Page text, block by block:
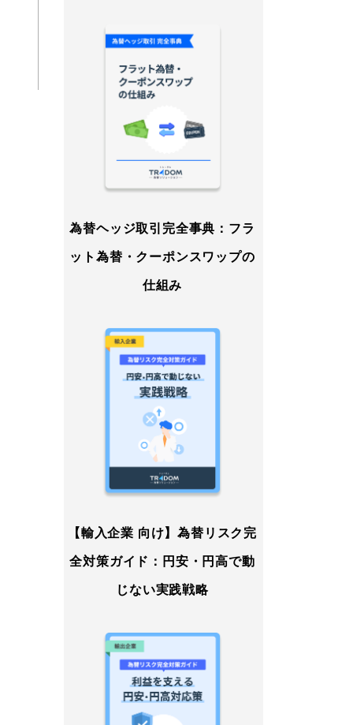
為替ヘッジ取引完全事典：フラ
ット為替・クーポンスワップの
仕組み
【輸入企業 向け】為替リスク完
全対策ガイド：円安・円高で動
じない実践戦略